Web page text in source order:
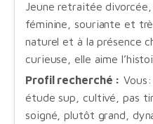
Jeune retraitée
féminine, souriante et
naturel et à la présence
curieuse, elle aime
Profil recherché :
étude sup, cultivé, pas
soigné, plutôt grand,